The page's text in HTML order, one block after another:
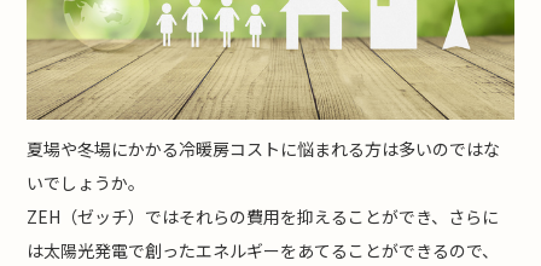
夏場や冬場にかかる冷暖房コストに悩まれる方は多いのではな
いでしょうか。
ZEH（ゼッチ）ではそれらの費用を抑えることができ、さらに
は太陽光発電で創ったエネルギーをあてることができるので、